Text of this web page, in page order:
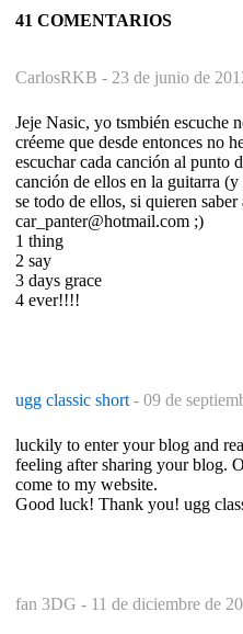
41 COMENTARIOS
CarlosRKB - 23 de junio de
Jeje Nasic, yo tsmbién escuche
créeme que desde entonces no
escuchar cada canción al punto
canción de ellos en la guitarra
se todo de ellos, si quieren
car_panter@hotmail.com ;)
1 thing
2 say
3 days grace
4 ever!!!!
ugg classic short - 09 de
luckily to enter your blog and
feeling after sharing your blog.
come to my website.
Good luck! Thank you! ugg
fan 3DG - 11 de diciembre de